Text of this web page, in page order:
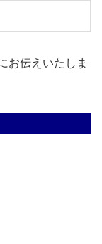
お伝えいたしま